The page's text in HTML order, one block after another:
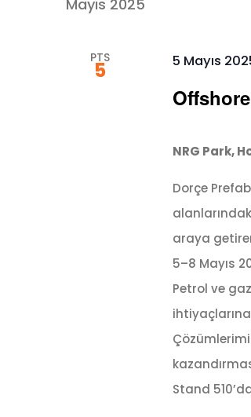
Mayıs 2025
PTS
5 5 Mayıs
NRG Park,
Dorçe
araya
5–8 Mayıs
Petrol ve
Stand